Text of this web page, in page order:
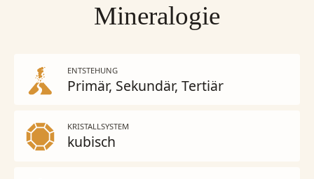
Mineralogie
ENTSTEHUNG
Primär Sekundär Tertiär
KRISTALLSYSTEM
kubisch